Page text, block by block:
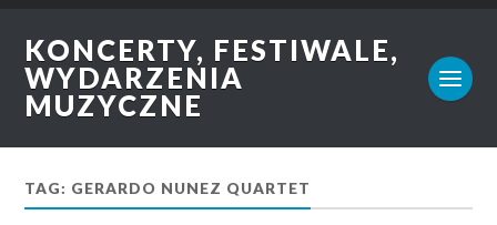
KONCERTY, FESTIWALE,
WYDARZENIA
MUZYCZNE
TAG: GERARDO NUNEZ QUARTET